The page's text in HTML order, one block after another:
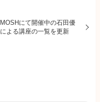
MOSHにて開催中の石田優
による講座の一覧を更新